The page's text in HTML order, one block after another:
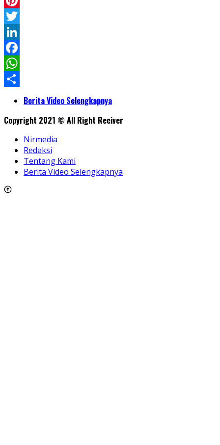
Pinterest
Twitter
LinkedIn
Facebook
WhatsApp
ShareBerita Video Selengkapnya
Copyright 2021 © All Right Reciver
Nirmedia
Redaksi
Tentang Kami
Berita Video Selengkapnya